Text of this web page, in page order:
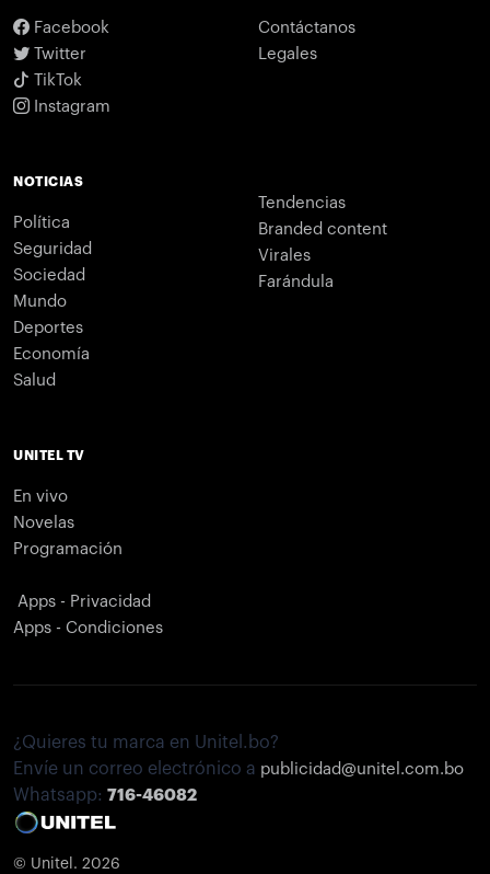
Facebook
Twitter
TikTok
Instagram
Contáctanos
Legales
NOTICIAS
Política
Seguridad
Sociedad
Mundo
Deportes
Economía
Salud
Tendencias
Branded content
Virales
Farándula
UNITEL TV
En vivo
Novelas
Programación
Apps - Privacidad
Apps - Condiciones
¿Quieres tu marca en Unitel.bo?
Envíe un correo electrónico a publicidad@unitel.com.bo
Whatsapp: 716-46082
© Unitel. 2026